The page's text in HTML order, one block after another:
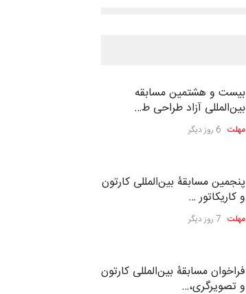
بیست و هشتمین مسابقه
بین‌المللی آزاد طراحی ط…
مهلت 6 روز دیگر
پنجمین مسابقۀ بین‌المللی کارتون
و کاریکاتور …
مهلت 7 روز دیگر
فراخوان مسابقۀ بین‌المللی کارتون
و تصویرگری،…